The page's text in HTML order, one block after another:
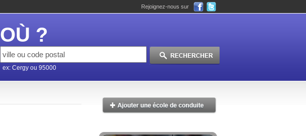
Rejoignez-nous sur
OÙ ?
ex: Cergy ou 95000